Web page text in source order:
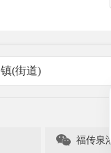
镇(街道)
 福传泉港